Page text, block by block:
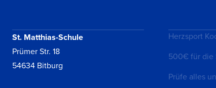
St. Matthias-Schule
Prümer Str. 18
54634 Bitburg
Herzsport
500€ für die
Prüfe alles